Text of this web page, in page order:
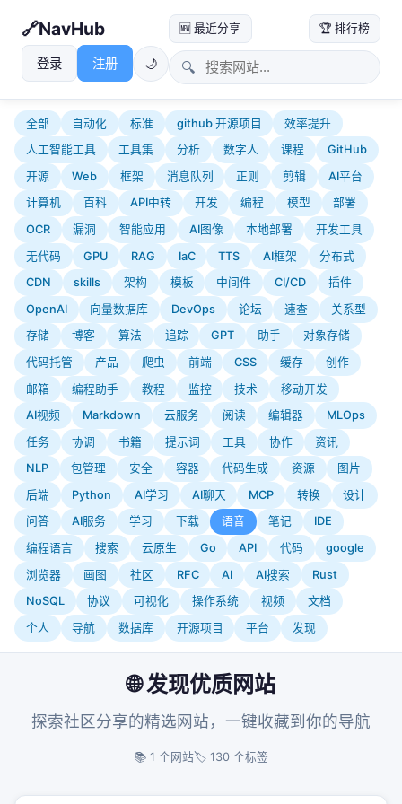
NavHub 🆕 最近分享 🏆 排行榜
🔍
登录 注册 🌙
全部 自动化 标准 github 开源项目
效率提升
人工智能工具
工具集 分析 数字人 课程
GitHub
开源
Web 框架 消息队列 正则 剪辑
AI平台
计算机
百科 API中转 开发 编程 模型
部署
OCR
漏洞 智能应用 AI图像 本地部署
开发工具
无代码
GPU RAG IaC TTS AI框架
分布式
CDN
skills 架构 模板 中间件 CI/CD
插件
OpenAI
向量数据库 DevOps 论坛 速查
关系型
存储
博客 算法 追踪 GPT 助手
对象存储
代码托管
产品 爬虫 前端 CSS 缓存
创作
邮箱
编程助手 教程 监控 技术
移动开发
AI视频
Markdown 云服务 阅读 编辑器
MLOps
任务
协调 书籍 提示词 工具 协作
资讯
NLP
包管理 安全 容器 代码生成 资源
图片
后端
Python AI学习 AI聊天 MCP 转换
设计
问答
AI服务 学习 下载 语音 笔记
IDE
编程语言
搜索 云原生 Go API 代码
google
浏览器
画图 社区 RFC AI AI搜索
Rust
NoSQL
协议 可视化 操作系统 视频
文档
个人
导航 数据库 开源项目 平台 发现
🌐 发现优质网站
探索社区分享的精选网站，一键收藏到你的导航
📚 1 个网站🏷️ 130 个标签